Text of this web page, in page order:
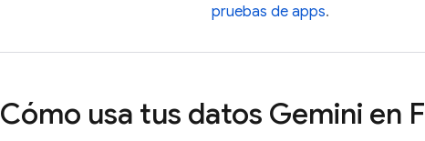
pruebas de apps.
Cómo usa tus datos Gemini en